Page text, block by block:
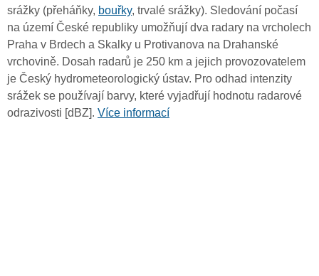
srážky (přeháňky, bouřky, trvalé srážky). Sledování počasí
na území České republiky umožňují dva radary na vrcholech
Praha v Brdech a Skalky u Protivanova na Drahanské
vrchovině. Dosah radarů je 250 km a jejich provozovatelem
je Český hydrometeorologický ústav. Pro odhad intenzity
srážek se používají barvy, které vyjadřují hodnotu radarové
odrazivosti [dBZ]. Více informací